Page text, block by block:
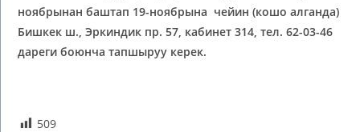
ноябрынан баштап 19-ноябрына чейин (кошо алганда)
Бишкек ш., Эркиндик пр. 57, кабинет 314, тел. 62-03-46
дареги боюнча тапшыруу керек.
509